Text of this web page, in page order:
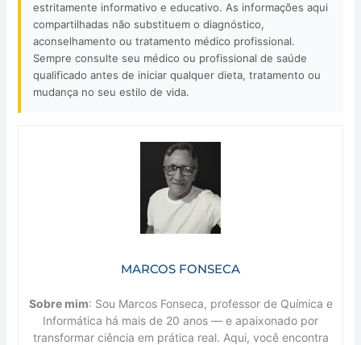
estritamente informativo e educativo. As informações aqui
compartilhadas não substituem o diagnóstico,
aconselhamento ou tratamento médico profissional.
Sempre consulte seu médico ou profissional de saúde
qualificado antes de iniciar qualquer dieta, tratamento ou
mudança no seu estilo de vida.
MARCOS FONSECA
Sobre mim: Sou Marcos Fonseca, professor de Química e
Informática há mais de 20 anos — e apaixonado por
transformar ciência em prática real. Aqui, você encontra